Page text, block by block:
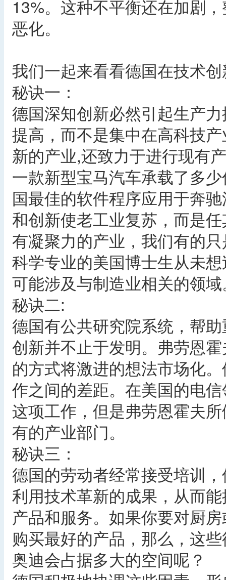
13%。这种不平衡还在加剧
恶化。
我们一起来看看德国在技术
秘诀一：
德国深知创新必然引起生产
提高，而不是集中在高科技
新的产业,还致力于进行现有
一款新型宝马汽车承载了多
国最佳的软件程序应用于奔
和创新使老工业复苏，而是
有凝聚力的产业，我们有的
科学专业的美国博士生从未
可能涉及与制造业相关的领
秘诀二:
德国有公共研究院系统，帮
创新并不止于发明。弗劳恩
的方式将激进的想法市场化
作之间的差距。在美国的电
这项工作，但是弗劳恩霍夫
有的产业部门。
秘诀三：
德国的劳动者经常接受培训
利用技术革新的成果，从而
产品和服务。如果你要对厨
购买最好的产品，那么，这
奥迪会占据多大的空间呢？